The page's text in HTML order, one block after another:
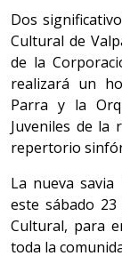
Dos
Cultural de
de la
realizará un
Parra y la
Juveniles de la
repertorio
La nueva
este sábado
Cultural, para
toda la